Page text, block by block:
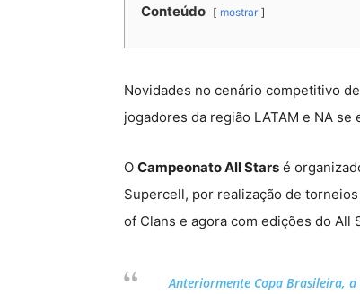
Conteúdo mostrar
Novidades no cenário competitivo
jogadores da região LATAM e NA se
O Campeonato All Stars é
Supercell, por realização de
of Clans e agora com edições do All
Anteriormente Copa Brasileira, a